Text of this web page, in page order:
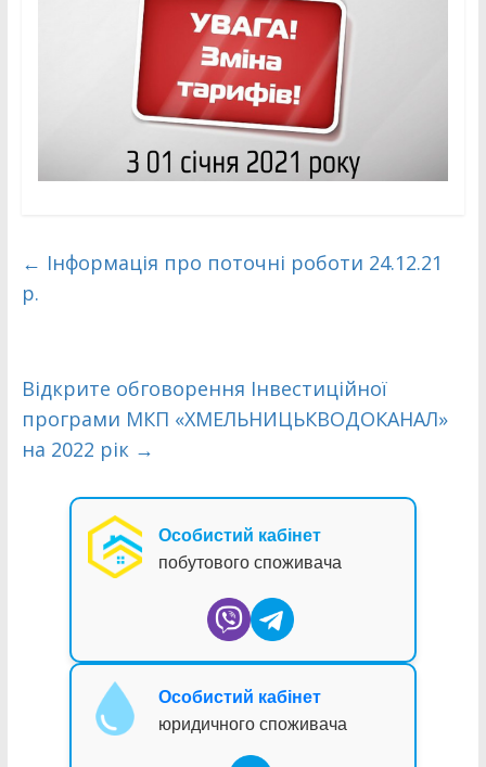
← Інформація про поточні роботи 24.12.21
р.
Відкрите обговорення Інвестиційної
програми МКП «ХМЕЛЬНИЦЬКВОДОКАНАЛ»
на 2022 рік →
Особистий кабінет
побутового споживача
Особистий кабінет
юридичного споживача